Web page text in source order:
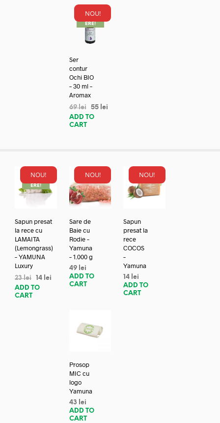
NOU!
REDUC
ERE!
Ser
contur
Ochi BIO
– 30 ml –
Aromax
69lei 55 lei
ADD TO
CART
NOU!
REDUC
ERE!
Sapun presat
la rece cu
LAMAITA
(Lemongrass)
– YAMUNA
Luxury
23lei 14 lei
ADD TO
CART
NOU!
Sare de
Baie cu
Rodie –
Yamuna
– 1.000 g
49 lei
ADD TO
CART
NOU!
Sapun
presat la
rece
COCOS
–
Yamuna
14 lei
ADD TO
CART
Prosop
MIC cu
logo
Yamuna
43
lei
ADD TO
CART